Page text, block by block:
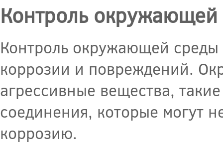
Контроль
Контроль окружающей среды
коррозии и повреждений.
агрессивные вещества,
соединения, которые могут
коррозию.